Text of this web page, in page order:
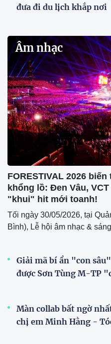
đưa đi du lịch khắp nơi
Âm nhạc
FORESTIVAL 2026
khổng lồ: Đen Vâu,
"khui" hit mới toanh!
Tối ngày 30/05/2026, tại
Bình), Lễ hội âm nhạc &
Giải mã bí ẩn "con
được Sơn Tùng M-TP
Màn collab bất ngờ
chị em Minh Hằng -